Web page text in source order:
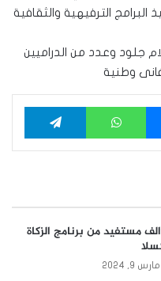
الترفيهية والثقافية
جلود وعدد من الدراميين
وطنية
ماسنجر واتساب
16الف مستفيد من برنامج الزكاة
مارس 9, 2024